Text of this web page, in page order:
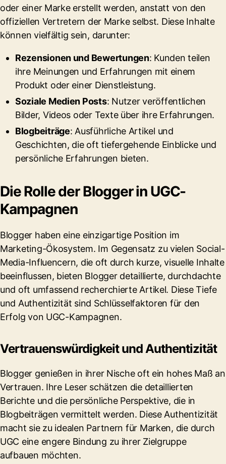
oder einer Marke erstellt werden, anstatt von den
offiziellen Vertretern der Marke selbst. Diese Inhalte
können vielfältig sein, darunter:
Rezensionen und Bewertungen: Kunden teilen
ihre Meinungen und Erfahrungen mit einem
Produkt oder einer Dienstleistung.
Soziale Medien Posts: Nutzer veröffentlichen
Bilder, Videos oder Texte über ihre Erfahrungen.
Blogbeiträge: Ausführliche Artikel und
Geschichten, die oft tiefergehende Einblicke und
persönliche Erfahrungen bieten.
Die Rolle der Blogger in UGC-
Kampagnen
Blogger haben eine einzigartige Position im
Marketing-Ökosystem. Im Gegensatz zu vielen Social-
Media-Influencern, die oft durch kurze, visuelle Inhalte
beeinflussen, bieten Blogger detaillierte, durchdachte
und oft umfassend recherchierte Artikel. Diese Tiefe
und Authentizität sind Schlüsselfaktoren für den
Erfolg von UGC-Kampagnen.
Vertrauenswürdigkeit und Authentizität
Blogger genießen in ihrer Nische oft ein hohes Maß an
Vertrauen. Ihre Leser schätzen die detaillierten
Berichte und die persönliche Perspektive, die in
Blogbeiträgen vermittelt werden. Diese Authentizität
macht sie zu idealen Partnern für Marken, die durch
UGC eine engere Bindung zu ihrer Zielgruppe
aufbauen möchten.